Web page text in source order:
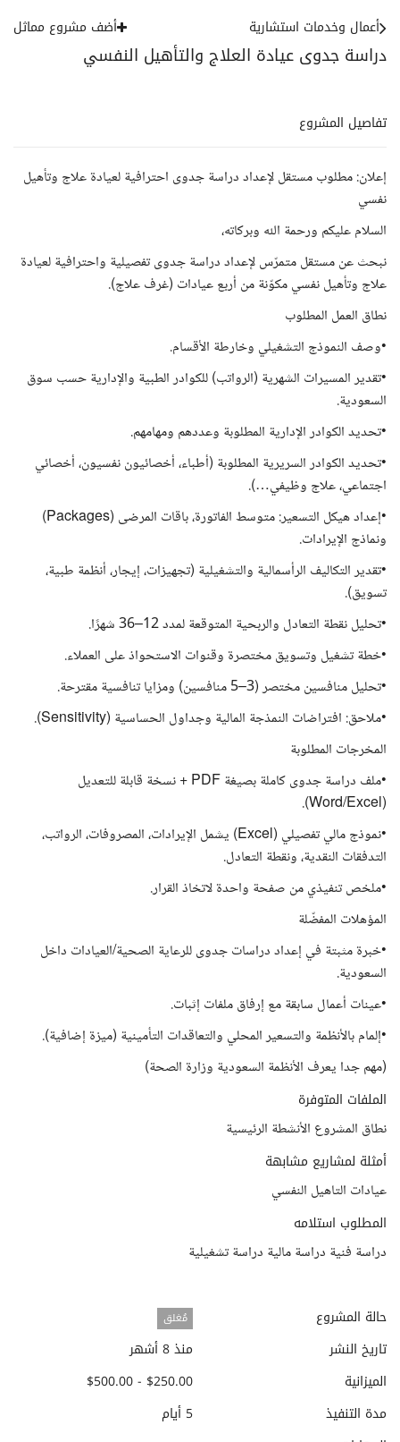
دراسة جدوى عيادة العلاج والتأهيل النفسي
أعمال وخدمات استشارية أضف مشروع مماثل
تفاصيل المشروع
إعلان: مطلوب مستقل لإعداد دراسة جدوى احترافية لعيادة علاج وتأهيل
نفسي
السلام عليكم ورحمة الله وبركاته،
نبحث عن مستقل متمرّس لإعداد دراسة جدوى تفصيلية واحترافية لعيادة
علاج وتأهيل نفسي مكوّنة من أربع عيادات (غرف علاج).
نطاق العمل المطلوب
•وصف النموذج التشغيلي وخارطة الأقسام.
•تقدير المسيرات الشهرية (الرواتب) للكوادر الطبية والإدارية حسب سوق
السعودية.
•تحديد الكوادر الإدارية المطلوبة وعددهم ومهامهم.
•تحديد الكوادر السريرية المطلوبة (أطباء، أخصائيون نفسيون، أخصائي
اجتماعي، علاج وظيفي…).
•إعداد هيكل التسعير: متوسط الفاتورة، باقات المرضى (Packages)
ونماذج الإيرادات.
•تقدير التكاليف الرأسمالية والتشغيلية (تجهيزات، إيجار، أنظمة طبية،
تسويق).
•تحليل نقطة التعادل والربحية المتوقعة لمدد 12–36 شهرًا.
•خطة تشغيل وتسويق مختصرة وقنوات الاستحواذ على العملاء.
•تحليل منافسين مختصر (3–5 منافسين) ومزايا تنافسية مقترحة.
•ملاحق: افتراضات النمذجة المالية وجداول الحساسية (Sensitivity).
المخرجات المطلوبة
•ملف دراسة جدوى كاملة بصيغة PDF + نسخة قابلة للتعديل
(Word/Excel).
•نموذج مالي تفصيلي (Excel) يشمل الإيرادات، المصروفات، الرواتب،
التدفقات النقدية، ونقطة التعادل.
•ملخص تنفيذي من صفحة واحدة لاتخاذ القرار.
المؤهلات المفضّلة
•خبرة مثبتة في إعداد دراسات جدوى للرعاية الصحية/العيادات داخل
السعودية.
•عينات أعمال سابقة مع إرفاق ملفات إثبات.
•إلمام بالأنظمة والتسعير المحلي والتعاقدات التأمينية (ميزة إضافية).
(مهم جدا يعرف الأنظمة السعودية وزارة الصحة)
الملفات المتوفرة
نطاق المشروع الأنشطة الرئيسية
أمثلة لمشاريع مشابهة
عيادات التاهيل النفسي
المطلوب استلامه
دراسة فنية دراسة مالية دراسة تشغيلية
حالة المشروع مُغلق
تاريخ النشر
منذ 8 أشهر
الميزانية
$250.00 - $500.00
مدة التنفيذ
5 أيام